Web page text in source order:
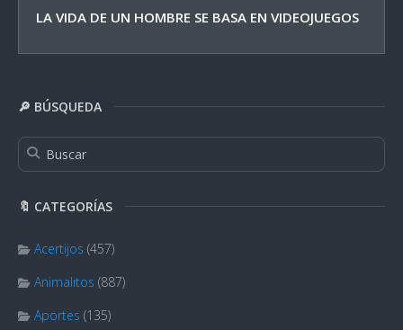
LA VIDA DE UN HOMBRE SE BASA EN VIDEOJUEGOS
🔎 BÚSQUEDA
🔖 CATEGORÍAS
Acertijos (457)
Animalitos (887)
Aportes (135)